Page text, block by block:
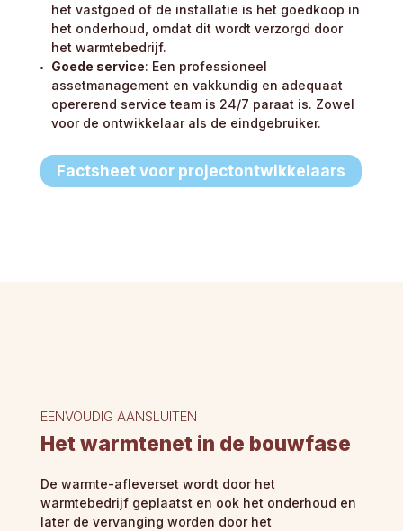
het vastgoed of de installatie is het goedkoop in
het onderhoud, omdat dit wordt verzorgd door
het warmtebedrijf.
Goede service: Een professioneel
assetmanagement en vakkundig en adequaat
opererend service team is 24/7 paraat is. Zowel
voor de ontwikkelaar als de eindgebruiker.
Factsheet voor projectontwikkelaars
EENVOUDIG AANSLUITEN
Het warmtenet in de bouwfase
De warmte-afleverset wordt door het
warmtebedrijf geplaatst en ook het onderhoud en
later de vervanging worden door het